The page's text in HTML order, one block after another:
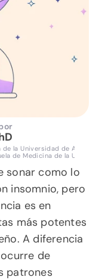
la Universidad de
de Medicina de la
sonar como lo
insomnio, pero
es en
más potentes
A diferencia
de
patrones